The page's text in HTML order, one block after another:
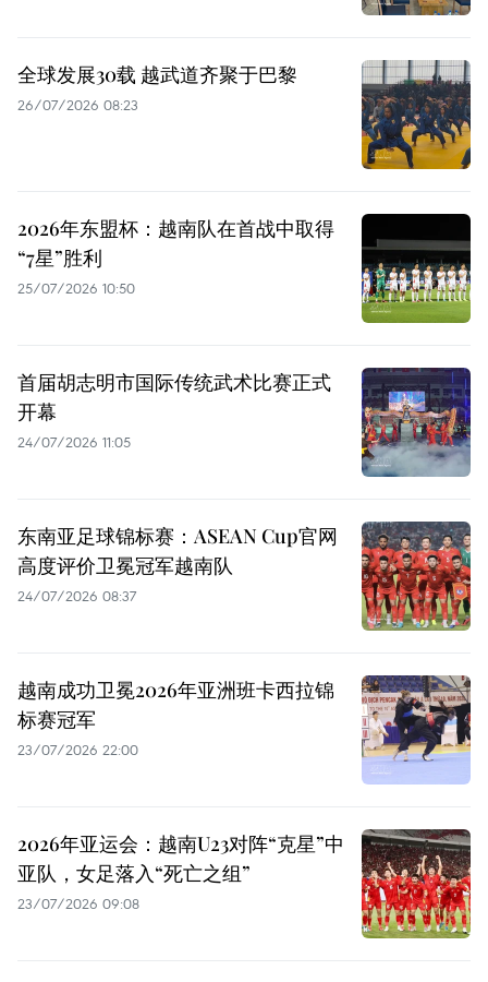
全球发展30载 越武道齐聚于巴黎
26/07/2026 08:23
2026年东盟杯：越南队在首战中取得
“7星”胜利
25/07/2026 10:50
首届胡志明市国际传统武术比赛正式
开幕
24/07/2026 11:05
东南亚足球锦标赛：ASEAN Cup官网
高度评价卫冕冠军越南队
24/07/2026 08:37
越南成功卫冕2026年亚洲班卡西拉锦
标赛冠军
23/07/2026 22:00
2026年亚运会：越南U23对阵“克星”中
亚队，女足落入“死亡之组”
23/07/2026 09:08